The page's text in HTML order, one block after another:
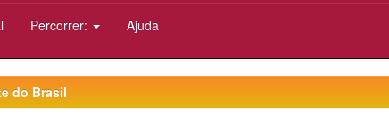
Percorrer: Ajuda
do Brasil